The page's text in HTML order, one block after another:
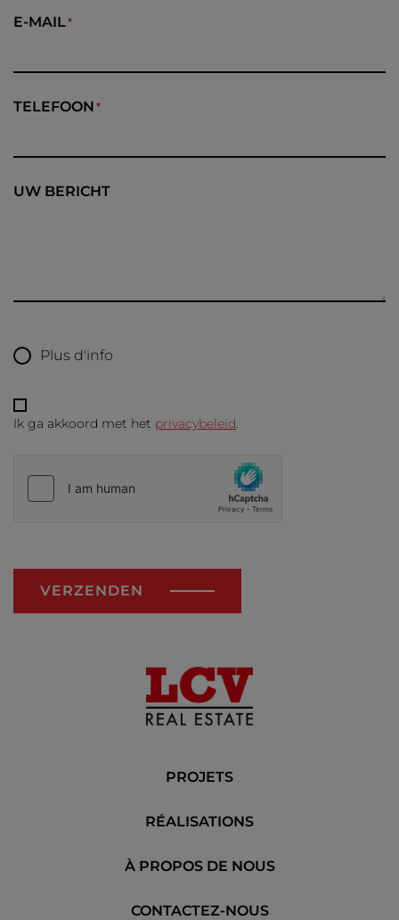
E-MAIL
TELEFOON
UW BERICHT
Plus d'info
Ik ga akkoord met het privacybeleid.
VERZENDEN
PROJETS
RÉALISATIONS
À PROPOS DE NOUS
CONTACTEZ-NOUS